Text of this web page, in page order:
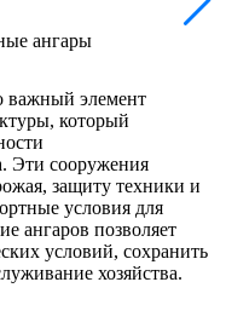
важный элемент
который
Эти сооружения
защиту техники и
условия для
ангаров позволяет
условий, сохранить
хозяйства.